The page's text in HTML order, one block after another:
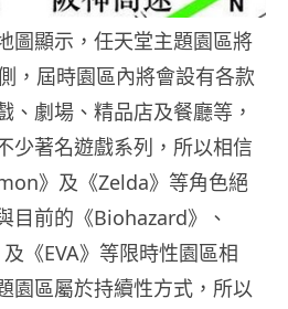
圖顯示，任天堂主題園區將
，屆時園區內將會設有各款
、劇場、精品店及餐廳等，
少著名遊戲系列，所以相信
》及《Zelda》等角色絕
目前的《Biohazard》、
《EVA》等限時性園區相
園區屬於持續性方式，所以